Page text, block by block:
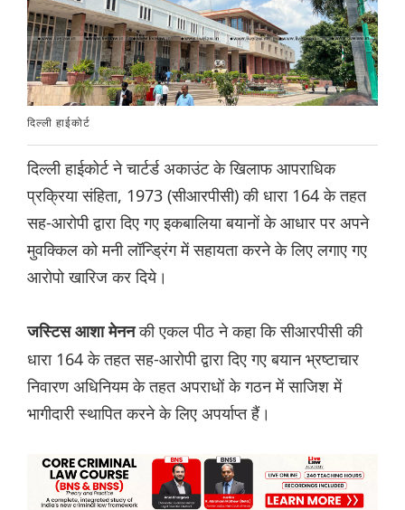
दिल्ली हाईकोर्ट
दिल्ली हाईकोर्ट ने चार्टर्ड अकाउंट के खिलाफ आपराधिक
प्रक्रिया संहिता, 1973 (सीआरपीसी) की धारा 164 के तहत
सह-आरोपी द्वारा दिए गए इकबालिया बयानों के आधार पर अपने
मुवक्किल को मनी लॉन्ड्रिंग में सहायता करने के लिए लगाए गए
आरोपो खारिज कर दिये।
जस्टिस आशा मेननकी एकल पीठ ने कहा कि सीआरपीसी की
धारा 164 के तहत सह-आरोपी द्वारा दिए गए बयान भ्रष्टाचार
निवारण अधिनियम के तहत अपराधों के गठन में साजिश में
भागीदारी स्थापित करने के लिए अपर्याप्त हैं।